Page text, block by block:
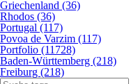
Griechenland (36)
Rhodos (36)
Portugal (117)
Povoa de Varzim (117)
Portfolio (11728)
Baden-Württemberg (218)
Freiburg (218)